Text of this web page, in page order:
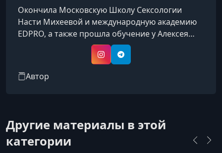
Окончила Московскую Школу Сексологии
Насти Михеевой и международную академию
EDPRO, а также прошла обучение у Алексея
Разумова и получила сертификацию коуча
ACSTH ICF. Её обучение включало множество
большого количества книг по сексу.Её опыт
более 3500 клиентов.Её профессиональный п
InstagramTelegram
Автор
Другие материалы в этой
категории